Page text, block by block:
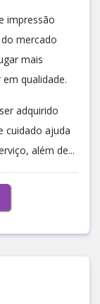
impressão
mercado
mais
qualidade.
adquirido
cuidado ajuda
além de...